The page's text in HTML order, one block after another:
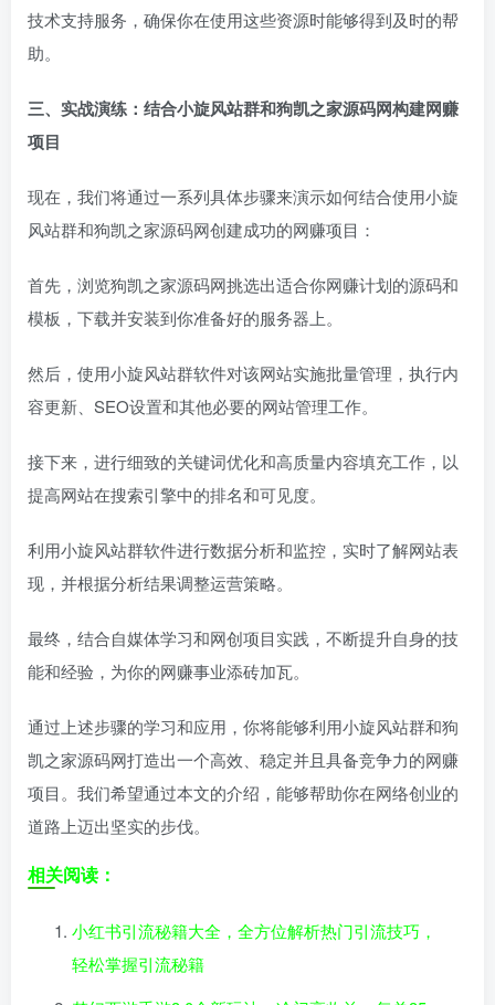
技术支持服务，确保你在使用这些资源时能够得到及时的帮
助。
三、实战演练：结合小旋风站群和狗凯之家源码网构建网赚
项目
现在，我们将通过一系列具体步骤来演示如何结合使用小旋
风站群和狗凯之家源码网创建成功的网赚项目：
首先，浏览狗凯之家源码网挑选出适合你网赚计划的源码和
模板，下载并安装到你准备好的服务器上。
然后，使用小旋风站群软件对该网站实施批量管理，执行内
容更新、SEO设置和其他必要的网站管理工作。
接下来，进行细致的关键词优化和高质量内容填充工作，以
提高网站在搜索引擎中的排名和可见度。
利用小旋风站群软件进行数据分析和监控，实时了解网站表
现，并根据分析结果调整运营策略。
最终，结合自媒体学习和网创项目实践，不断提升自身的技
能和经验，为你的网赚事业添砖加瓦。
通过上述步骤的学习和应用，你将能够利用小旋风站群和狗
凯之家源码网打造出一个高效、稳定并且具备竞争力的网赚
项目。我们希望通过本文的介绍，能够帮助你在网络创业的
道路上迈出坚实的步伐。
相关阅读：
小红书引流秘籍大全，全方位解析热门引流技巧，
轻松掌握引流秘籍